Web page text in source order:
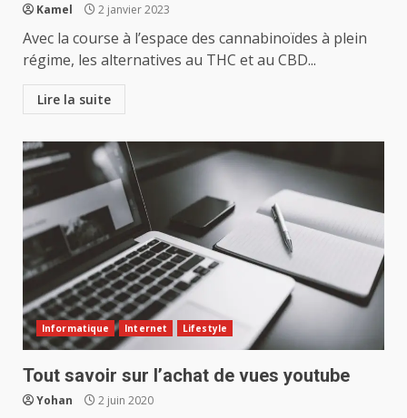
Kamel 2 janvier 2023
Avec la course à l’espace des cannabinoïdes à plein
régime, les alternatives au THC et au CBD...
Lire la suite
Informatique Internet Lifestyle
Tout savoir sur l’achat de vues youtube
Yohan 2 juin 2020